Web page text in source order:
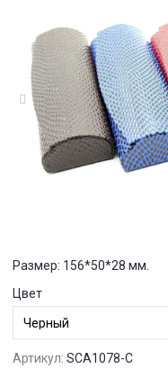
Размер: 156*50*28 мм.
Цвет
Артикул: SCA1078-C